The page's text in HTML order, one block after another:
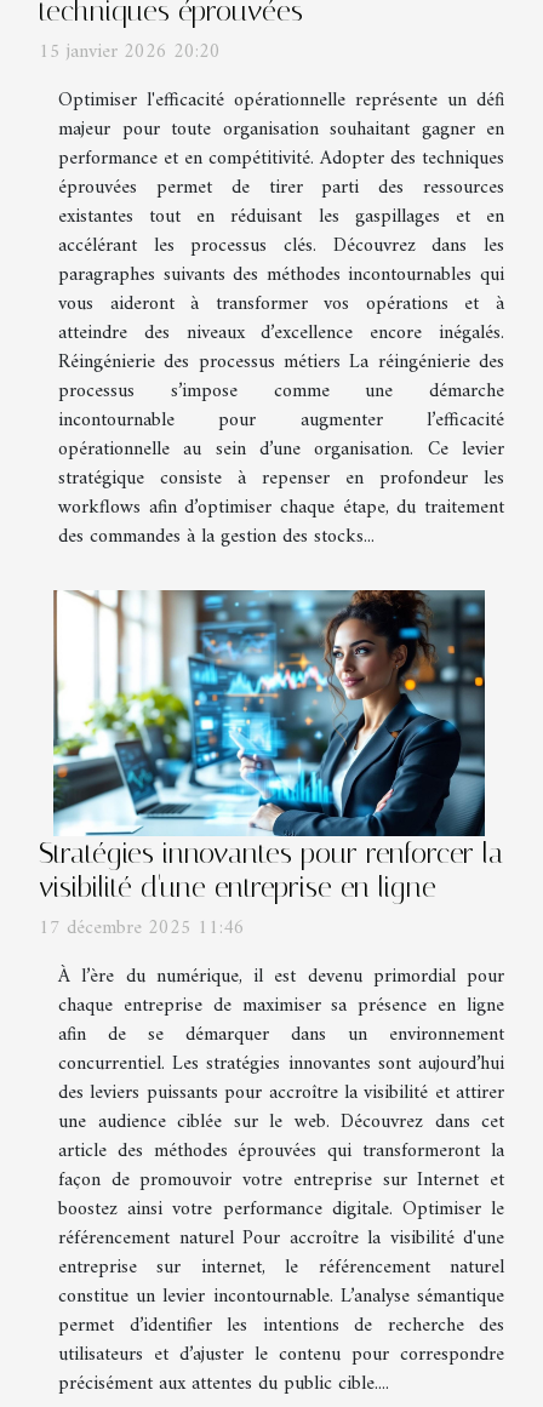
techniques éprouvées
15 janvier 2026 20:20
Optimiser l'efficacité opérationnelle représente un défi
majeur pour toute organisation souhaitant gagner en
performance et en compétitivité. Adopter des techniques
éprouvées permet de tirer parti des ressources
existantes tout en réduisant les gaspillages et en
accélérant les processus clés. Découvrez dans les
paragraphes suivants des méthodes incontournables qui
vous aideront à transformer vos opérations et à
atteindre des niveaux d’excellence encore inégalés.
Réingénierie des processus métiers La réingénierie des
processus s’impose comme une démarche
incontournable pour augmenter l’efficacité
opérationnelle au sein d’une organisation. Ce levier
stratégique consiste à repenser en profondeur les
workflows afin d’optimiser chaque étape, du traitement
des commandes à la gestion des stocks...
Stratégies innovantes pour renforcer la
visibilité d'une entreprise en ligne
17 décembre 2025 11:46
À l’ère du numérique, il est devenu primordial pour
chaque entreprise de maximiser sa présence en ligne
afin de se démarquer dans un environnement
concurrentiel. Les stratégies innovantes sont aujourd’hui
des leviers puissants pour accroître la visibilité et attirer
une audience ciblée sur le web. Découvrez dans cet
article des méthodes éprouvées qui transformeront la
façon de promouvoir votre entreprise sur Internet et
boostez ainsi votre performance digitale. Optimiser le
référencement naturel Pour accroître la visibilité d'une
entreprise sur internet, le référencement naturel
constitue un levier incontournable. L’analyse sémantique
permet d’identifier les intentions de recherche des
utilisateurs et d’ajuster le contenu pour correspondre
précisément aux attentes du public cible....